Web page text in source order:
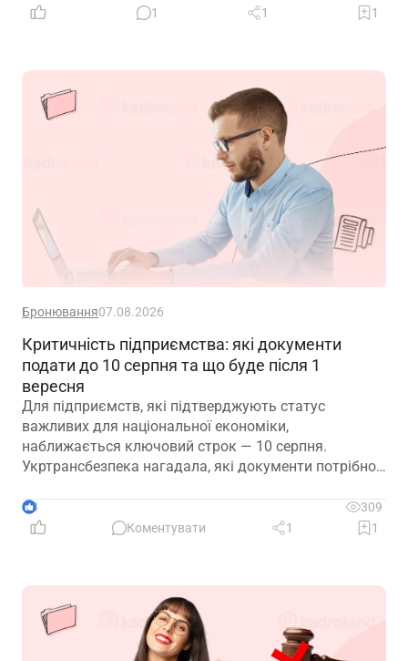
доходу. Саме тому диверсифікація давно
застосовують до пенсійного забезпечення
1
1 1
Бронювання07.08.2026
Критичність підприємства: які документи
подати до 10 серпня та що буде після 1
вересня
Для підприємств, які підтверджують статус
важливих для національної економіки,
наближається ключовий строк — 10 серпня.
Укртрансбезпека нагадала, які документи потрібно
що очікує на компанії, які не встигнуть підтвердити
свій статус
3
309
Коментувати
1 1